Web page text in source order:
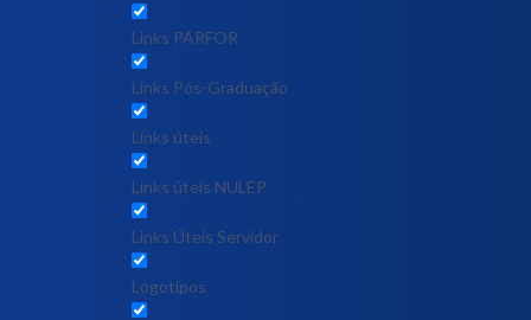
Links PARFOR
Links Pós-Graduação
Links úteis
Links úteis NULEP
Links Úteis Servidor
Logotipos